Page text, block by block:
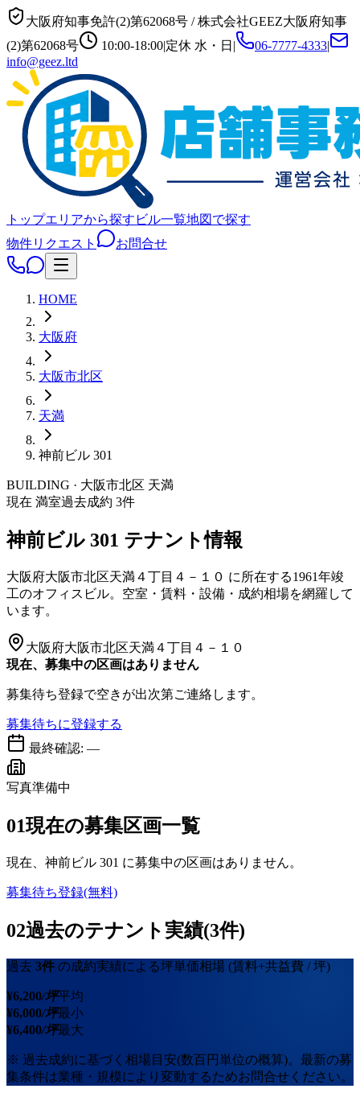
大阪府知事免許(2)第62068号 /株式会社GEEZ大阪府知事
(2)第62068号
10:00-18:00|定休 水・日 | 06-7777-4333|
info@geez.ltd
トップエリアから探す ビル一覧地図で探す
物件リクエスト
お問合せ
HOME
大阪府
大阪市北区
天満
神前ビル 301
BUILDING · 大阪市北区 天満
現在 満室過去成約 3件
神前ビル 301 テナント情報
大阪府大阪市北区天満４丁目４－１０ に所在する1961年竣
工のオフィスビル。空室・賃料・設備・成約相場を網羅して
います。
大阪府大阪市北区天満４丁目４－１０
現在、募集中の区画はありません
募集待ち登録で空きが出次第ご連絡します。
募集待ちに登録する
最終確認: —
写真準備中
01現在の募集区画一覧
現在、 神前ビル 301 に募集中の区画はありません。
募集待ち登録(無料)
02過去のテナント実績(3件)
過去 3件 の成約実績による坪単価相場 (賃料+共益費 / 坪)
¥6,200/坪平均
¥6,000/坪最小
¥6,400/坪最大
※ 過去成約に基づく相場目安(数百円単位の概算)。最新の募
集条件は業種・規模により変動するためお問合せください。